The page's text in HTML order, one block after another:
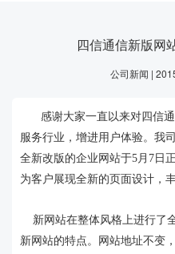
四信通信新版网
公司新闻 |
感谢大家一直以来对四信通
服务行业，增进用户体验。我
全新改版的企业网站于5月7日
为客户展现全新的页面设计，
新网站在整体风格上进行了
新网站的特点。网站地址不变